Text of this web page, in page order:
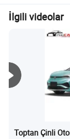
Ayrıntılı fotoğraflar
Menzilli Elektrikli
İlgili videolar
Toptan Çinli